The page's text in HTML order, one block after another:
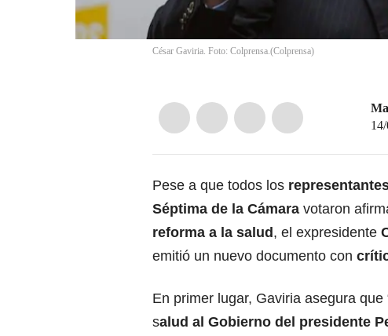
César Gaviria. Foto: Colprensa.(Colprensa)
Pese a que todos los
Séptima de la Cámara votaron
reforma a la salud, el expresidente
emitió un nuevo documento con
En primer lugar, Gaviria asegura
salud al Gobierno del presidente